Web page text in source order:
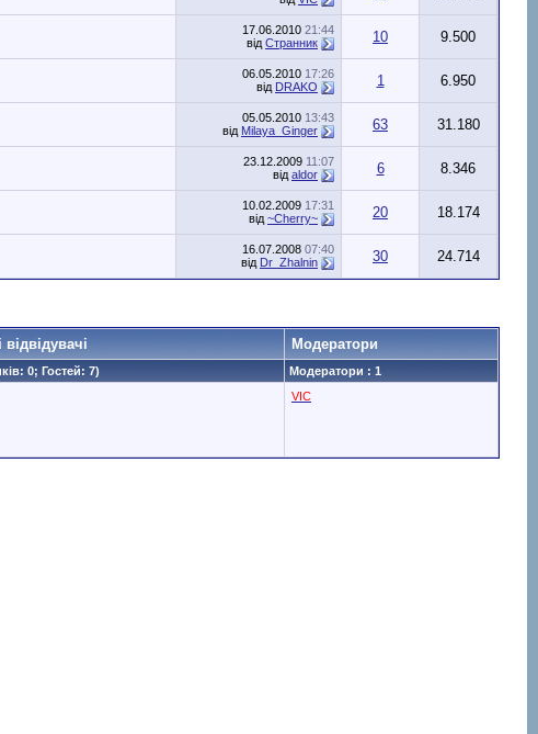
17.06.2010 21:44
від Странник 10 9.500
06.05.2010 17:26
від DRAKO 1 6.950
05.05.2010 13:43
від Milaya_Ginger 63 31.180
23.12.2009 11:07
від aldor 6 8.346
10.02.2009 17:31
від ~Cherry~ 20 18.174
16.07.2008 07:40
від Dr_Zhalnin 30 24.714
відвідувачі Модератори
0; Гостей: 7)
Модератори : 1
VIC